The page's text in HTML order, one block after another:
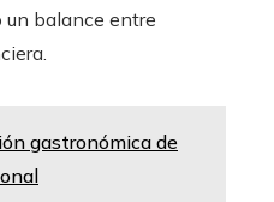
un balance entre
gastronómica de